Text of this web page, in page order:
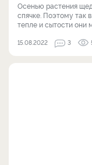
Осенью растения
спячке. Поэтому так
тепле и сытости они
15.08.2022 3